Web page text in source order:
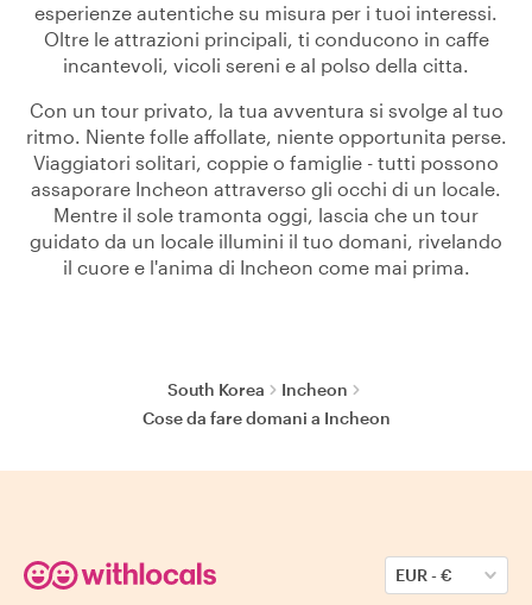
esperienze autentiche su misura per i tuoi interessi.
Oltre le attrazioni principali, ti conducono in caffe
incantevoli, vicoli sereni e al polso della citta.
Con un tour privato, la tua avventura si svolge al tuo
ritmo. Niente folle affollate, niente opportunita perse.
Viaggiatori solitari, coppie o famiglie - tutti possono
assaporare Incheon attraverso gli occhi di un locale.
Mentre il sole tramonta oggi, lascia che un tour
guidato da un locale illumini il tuo domani, rivelando
il cuore e l'anima di Incheon come mai prima.
South Korea
Incheon
Cose da fare domani a Incheon
EUR-€